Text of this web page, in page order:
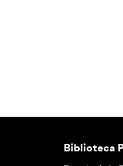
Biblioteca